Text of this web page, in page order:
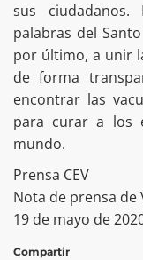
sus
palabras del
por último, a unir
de forma
encontrar las
para curar a los
mundo.
Prensa CEV
Nota de prensa de
19 de mayo de
Compartir